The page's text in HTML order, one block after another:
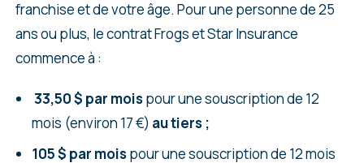
franchise et de votre âge. Pour une personne de 25
ans ou plus, le contrat Frogs et Star Insurance
commence à :
33,50 $ par moispour une souscription de 12
mois (environ 17 €) au tiers ;
105 $ par moispour une souscription de 12 mois